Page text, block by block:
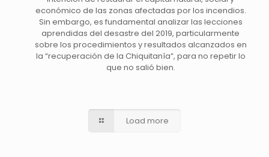
económico de las zonas afectadas por los incendios.
Sin embargo, es fundamental analizar las lecciones
aprendidas del desastre del 2019, particularmente
sobre los procedimientos y resultados alcanzados en
la “recuperación de la Chiquitanía”, para no repetir lo
que no salió bien.
Load more